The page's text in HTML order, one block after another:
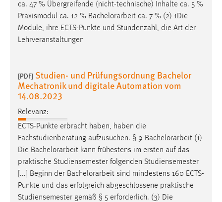
ca. 47 % Übergreifende (nicht-technische) Inhalte ca. 5 %
Praxismodul ca. 12 % Bachelorarbeit ca. 7 % (2) 1Die
Module, ihre ECTS-Punkte und Stundenzahl, die Art der
Lehrveranstaltungen
[PDF] Studien- und Prüfungsordnung Bachelor
Mechatronik und digitale Automation vom
14.08.2023
Relevanz:
ECTS-Punkte erbracht haben, haben die
Fachstudienberatung aufzusuchen. § 9 Bachelorarbeit (1)
Die Bachelorarbeit kann frühestens im ersten auf das
praktische Studiensemester folgenden Studiensemester
[...] Beginn der Bachelorarbeit sind mindestens 160 ECTS-
Punkte und das erfolgreich abgeschlossene praktische
Studiensemester gemäß § 5 erforderlich. (3) Die